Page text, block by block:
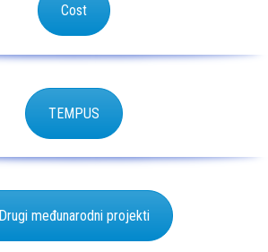
Cost
TEMPUS
Drugi međunarodni projekti